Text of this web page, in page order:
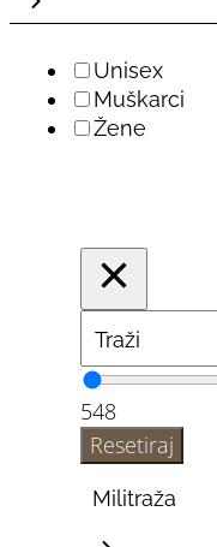
Unisex
Muškarci
Žene
548
Resetiraj
Militraža